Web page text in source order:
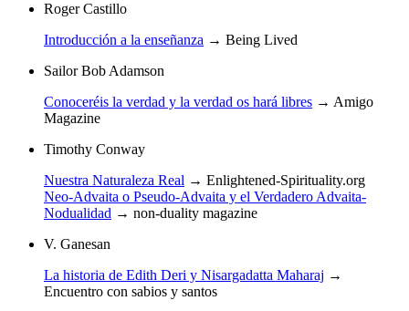
Roger Castillo
Introducción a la enseñanza → Being Lived
Sailor Bob Adamson
Conoceréis la verdad y la verdad os hará libres → Amigo
Magazine
Timothy Conway
Nuestra Naturaleza Real → Enlightened-Spirituality.org
Neo-Advaita o Pseudo-Advaita y el Verdadero Advaita-
Nodualidad → non-duality magazine
V. Ganesan
La historia de Edith Deri y Nisargadatta Maharaj →
Encuentro con sabios y santos